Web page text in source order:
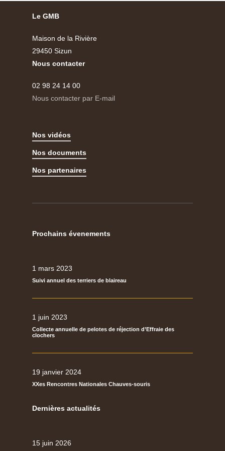
Le GMB
Maison de la Rivière
29450 Sizun
Nous contacter
02 98 24 14 00
Nous contacter par E-mail
Nos vidéos
Nos documents
Nos partenaires
Prochains évenements
1 mars 2023
Suivi annuel des terriers de blaireau
1 juin 2023
Collecte annuelle de pelotes de réjection d’Effraie des
clochers
19 janvier 2024
XXes Rencontres Nationales Chauves-souris
Dernières actualités
15 juin 2026